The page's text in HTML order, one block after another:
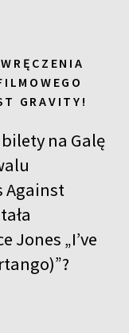
GRAVITY!
na Galę
Against
Jones „I’ve